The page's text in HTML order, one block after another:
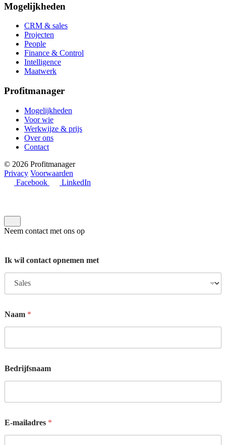
Mogelijkheden
CRM & sales
Projecten
People
Finance & Control
Intelligence
Maatwerk
Profitmanager
Mogelijkheden
Voor wie
Werkwijze & prijs
Over ons
Contact
© 2026 Profitmanager
Privacy Voorwaarden
Facebook
LinkedIn
Neem contact met ons op
Ik wil contact opnemen met
Naam *
Bedrijfsnaam
E-mailadres *